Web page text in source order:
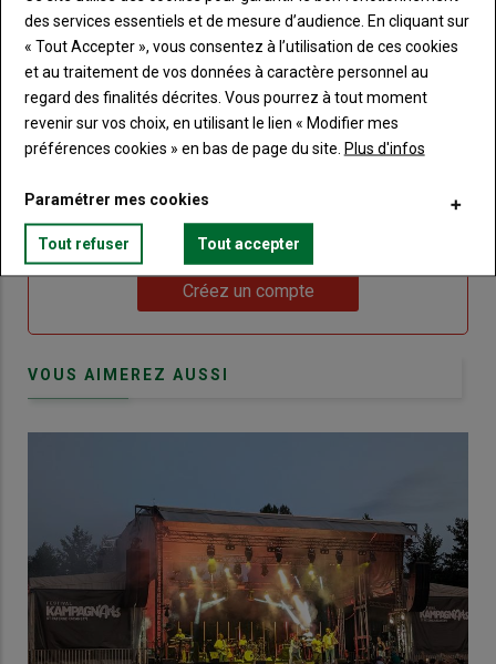
compte"
mot
de
passe"
me
connecte"
Sous-
titre
Vous n'êtes pas abonné(e)
TITRE CRÉEZ UN COMPTE
BodyChoisissez votre formule et créez votre
compte pour accéder à tout Terre de
Touraine.
Créez un compte
VOUS AIMEREZ AUSSI
des services essentiels et de mesure d’audience. En cliquant sur
« Tout Accepter », vous consentez à l’utilisation de ces cookies
et au traitement de vos données à caractère personnel au
regard des finalités décrites. Vous pourrez à tout moment
revenir sur vos choix, en utilisant le lien « Modifier mes
préférences cookies » en bas de page du site. Plus d'infos
Paramétrer mes cookies
Tout refuser Tout accepter